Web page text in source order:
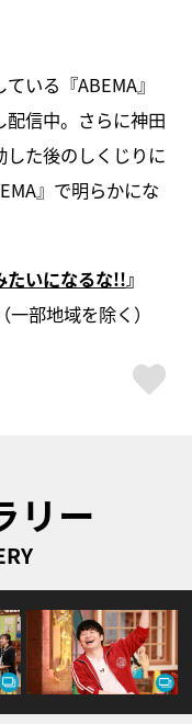
いる『ABEMA』
信中。さらに神田
た後のしくじりに
』で明らかにな
いになるな!!』
一部地域を除く）
リー